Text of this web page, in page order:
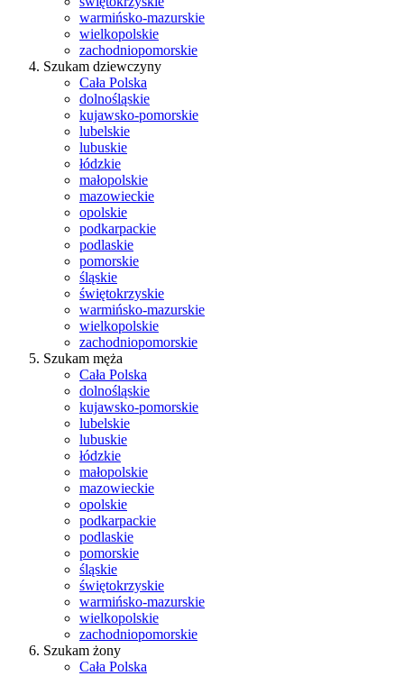
warmińsko-mazurskie
wielkopolskie
zachodniopomorskie
Szukam dziewczyny
Cała Polska
dolnośląskie
kujawsko-pomorskie
lubelskie
lubuskie
łódzkie
małopolskie
mazowieckie
opolskie
podkarpackie
podlaskie
pomorskie
śląskie
świętokrzyskie
warmińsko-mazurskie
wielkopolskie
zachodniopomorskie
Szukam męża
Cała Polska
dolnośląskie
kujawsko-pomorskie
lubelskie
lubuskie
łódzkie
małopolskie
mazowieckie
opolskie
podkarpackie
podlaskie
pomorskie
śląskie
świętokrzyskie
warmińsko-mazurskie
wielkopolskie
zachodniopomorskie
Szukam żony
Cała Polska